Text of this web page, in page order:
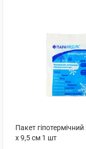
Пакет
x 9,5 см 1 шт